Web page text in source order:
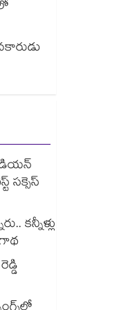
సక్సెస్
కన్నీళ్లు